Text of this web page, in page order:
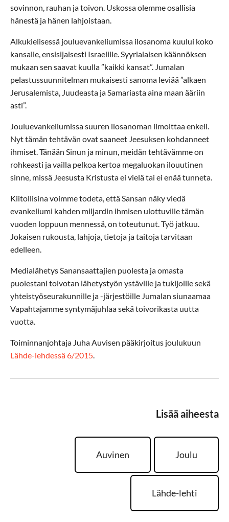
sovinnon, rauhan ja toivon. Uskossa olemme osallisia
hänestä ja hänen lahjoistaan.
Alkukielisessä jouluevankeliumissa ilosanoma kuului koko
kansalle, ensisijaisesti Israelille. Syyrialaisen käännöksen
mukaan sen saavat kuulla ”kaikki kansat”. Jumalan
pelastussuunnitelman mukaisesti sanoma leviää ”alkaen
Jerusalemista, Juudeasta ja Samariasta aina maan ääriin
asti”.
Jouluevankeliumissa suuren ilosanoman ilmoittaa enkeli.
Nyt tämän tehtävän ovat saaneet Jeesuksen kohdanneet
ihmiset. Tänään Sinun ja minun, meidän tehtävämme on
rohkeasti ja vailla pelkoa kertoa megaluokan ilouutinen
sinne, missä Jeesusta Kristusta ei vielä tai ei enää tunneta.
Kiitollisina voimme todeta, että Sansan näky viedä
evankeliumi kahden miljardin ihmisen ulottuville tämän
vuoden loppuun mennessä, on toteutunut. Työ jatkuu.
Jokaisen rukousta, lahjoja, tietoja ja taitoja tarvitaan
edelleen.
Medialähetys Sanansaattajien puolesta ja omasta
puolestani toivotan lähetystyön ystäville ja tukijoille sekä
yhteistyöseurakunnille ja -järjestöille Jumalan siunaamaa
Vapahtajamme syntymäjuhlaa sekä toivorikasta uutta
vuotta.
Toiminnanjohtaja Juha Auvisen pääkirjoitus joulukuun
Lähde-lehdessä 6/2015
Lisää aiheesta
Auvinen Joulu
Lähde-lehti